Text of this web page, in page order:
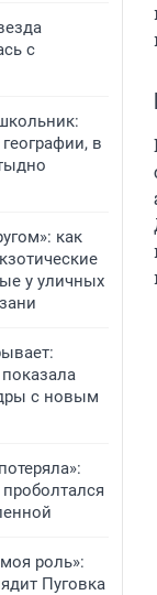
с
в
как
у уличных
с новым
роль»:
Пуговка